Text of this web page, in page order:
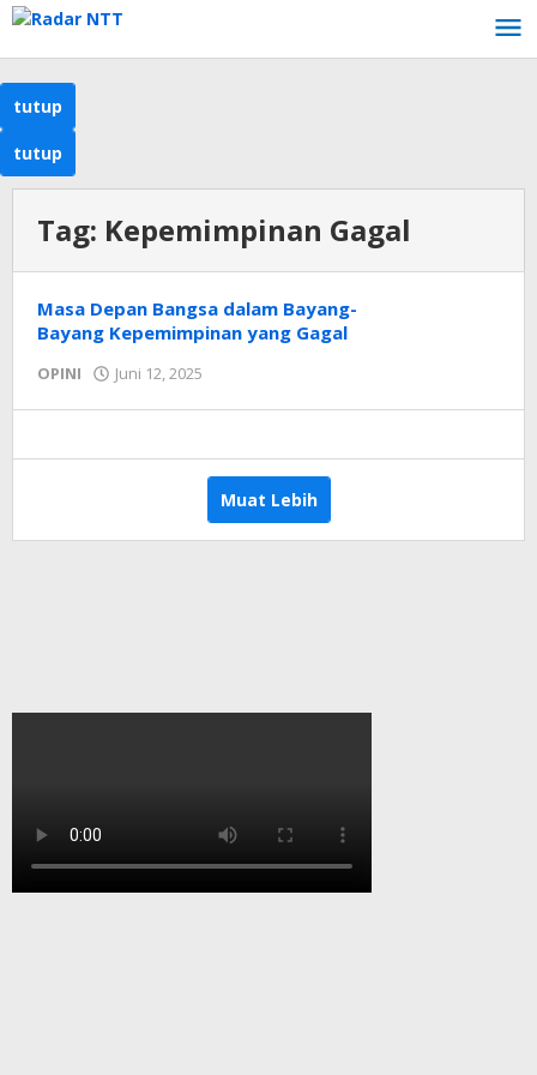
Lewati
konten
tutup
tutup
Tag: Kepemimpinan Gagal
Masa Depan Bangsa dalam Bayang-
Bayang Kepemimpinan yang Gagal
OPINI Juni 12, 2025
NTT
Muat Lebih